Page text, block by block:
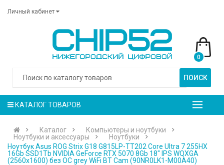
Личный кабинет
ПОИСК
0
КАТАЛОГ ТОВАРОВ
Каталог
Компьютеры и ноутбуки
Ноутбуки и аксессуары
Ноутбуки
Ноутбук Asus ROG Strix G18 G815LP-TT202 Core Ultra 7 255HX
16Gb SSD1Tb NVIDIA GeForce RTX 5070 8Gb 18" IPS WQXGA
(2560x1600) без ОС grey WiFi BT Cam (90NR0LK1-M00A40)